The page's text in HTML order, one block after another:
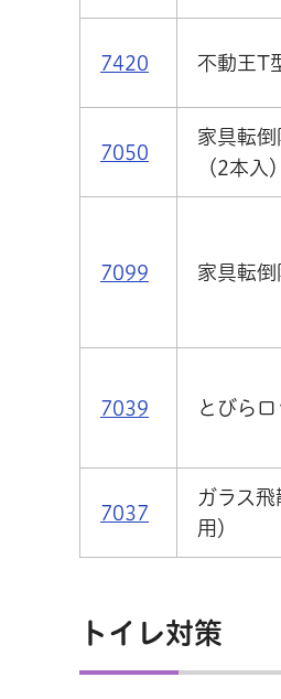
7420 不動王T
7050
家具転
（2本入）
7099 家具転
7039 とびらロ
7037
ガラス
用）
トイレ対策